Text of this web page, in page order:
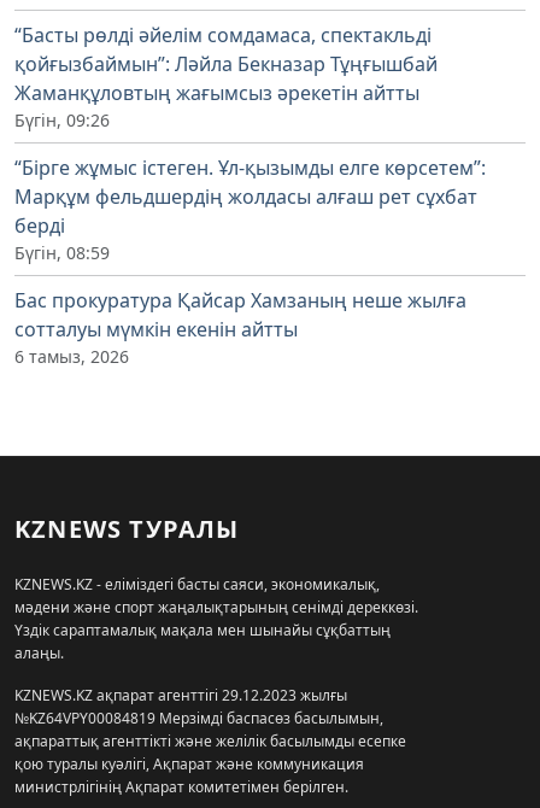
“Басты рөлді әйелім сомдамаса, спектакльді
қойғызбаймын”: Ләйла Бекназар Тұңғышбай
Жаманқұловтың жағымсыз әрекетін айтты
Бүгін, 09:26
“Бірге жұмыс істеген. Ұл-қызымды елге көрсетем”:
Марқұм фельдшердің жолдасы алғаш рет сұхбат
берді
Бүгін, 08:59
Бас прокуратура Қайсар Хамзаның неше жылға
сотталуы мүмкін екенін айтты
6 тамыз, 2026
KZNEWS ТУРАЛЫ
KZNEWS.KZ - еліміздегі басты саяси, экономикалық,
мәдени және спорт жаңалықтарының сенімді дереккөзі.
Үздік сараптамалық мақала мен шынайы сұқбаттың
алаңы.
KZNEWS.KZ ақпарат агенттігі 29.12.2023 жылғы
№KZ64VPY00084819 Мерзімді баспасөз басылымын,
ақпараттық агенттікті және желілік басылымды есепке
қою туралы куәлігі, Ақпарат және коммуникация
министрлігінің Ақпарат комитетімен берілген.